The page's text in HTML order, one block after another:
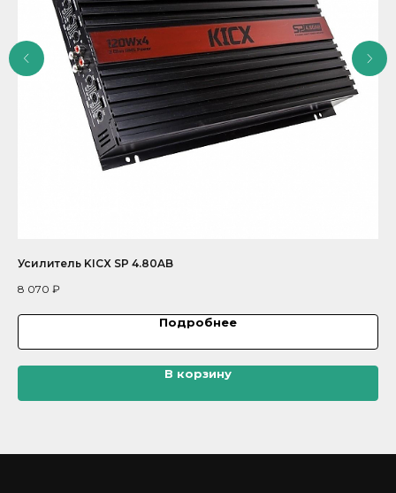
Усилитель KICX SP 4.80AB
8 070 ₽
Подробнее
В корзину